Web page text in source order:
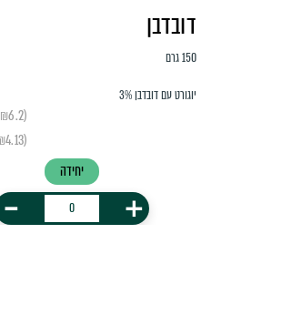
דובדבן
150 גרם
יוגורט עם דובדבן 3%
(₪6.2 / יחידה)
(₪4.13 / 100 גרם)
יחידה
+
-